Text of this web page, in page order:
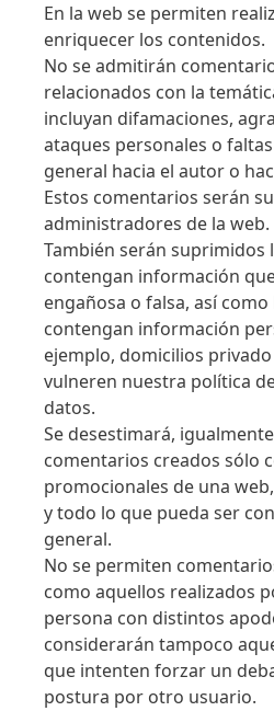
En la web se permiten
enriquecer los contenidos.
No se admitirán
relacionados con la
incluyan difamaciones,
ataques personales o
general hacia el autor o
Estos comentarios serán
administradores de la web.
También serán suprimidos
contengan información
engañosa o falsa, así
contengan información
ejemplo, domicilios
vulneren nuestra política
datos.
Se desestimará,
comentarios creados sólo
promocionales de una
y todo lo que pueda ser
general.
No se permiten
como aquellos realizados
persona con distintos
considerarán tampoco
que intenten forzar un
postura por otro usuario.